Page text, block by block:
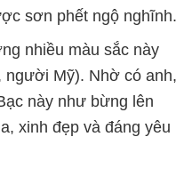
sơn phết ngộ nghĩnh.
nhiều màu sắc này
người Mỹ). Nhờ có anh,
này như bừng lên
xinh đẹp và đáng yêu